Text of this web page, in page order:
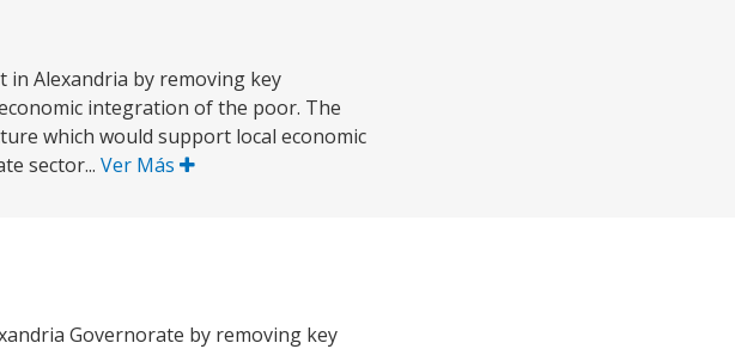
in Alexandria by removing key
integration of the poor. The
which would support local economic
sector... Ver Más
Governorate by removing key